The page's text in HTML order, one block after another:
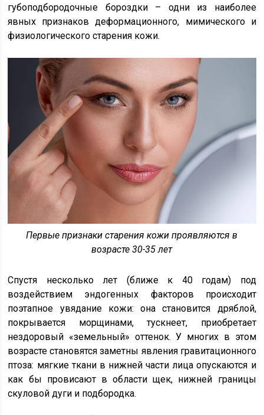
губоподбородочные бороздки – одни из наиболее
явных признаков деформационного, мимического и
физиологического старения кожи.
Первые признаки старения кожи проявляются в
возрасте 30-35 лет
Спустя несколько лет (ближе к 40 годам) под
воздействием эндогенных факторов происходит
поэтапное увядание кожи: она становится дряблой,
покрывается морщинами, тускнеет, приобретает
нездоровый «земельный» оттенок. У многих в этом
возрасте становятся заметны явления гравитационного
птоза: мягкие ткани в нижней части лица опускаются и
как бы провисают в области щек, нижней границы
скуловой дуги и подбородка.